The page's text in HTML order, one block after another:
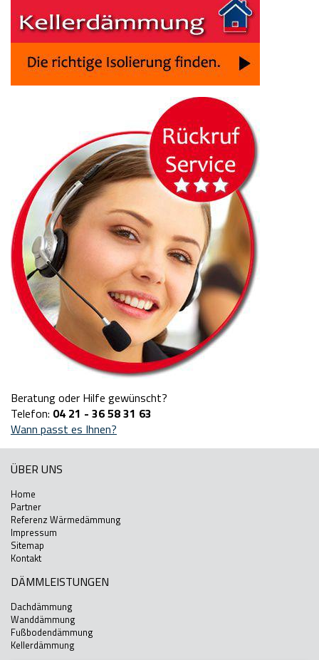
Beratung oder Hilfe gewünscht?
Telefon: 04 21 - 36 58 31 63
Wann passt es Ihnen?
ÜBER UNS
Home
Partner
Referenz Wärmedämmung
Impressum
Sitemap
Kontakt
DÄMMLEISTUNGEN
Dachdämmung
Wanddämmung
Fußbodendämmung
Kellerdämmung